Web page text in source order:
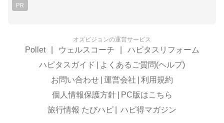
PR
オズビジョンの運営サービス
Pollet ウェルスコーチ
ハピタスリフォーム
ハピタスガイド
よくあるご質問(ヘルプ)
お問い合わせ 運営会社
利用規約
個人情報保護方針
PC版はこちら
旅行情報 たびハピ
ハピ得マガジン